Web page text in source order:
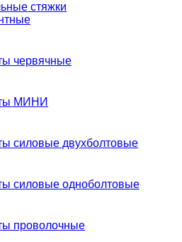
стяжки
червячные
МИНИ
силовые двухболтовые
силовые одноболтовые
проволочные